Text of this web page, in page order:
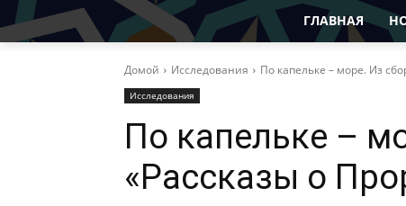
ГЛАВНАЯ
Домой Исследования По капельке – море. Из
Исследования
По капельке –
«Рассказы о